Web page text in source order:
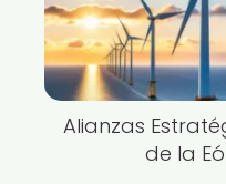
Alianzas
de la